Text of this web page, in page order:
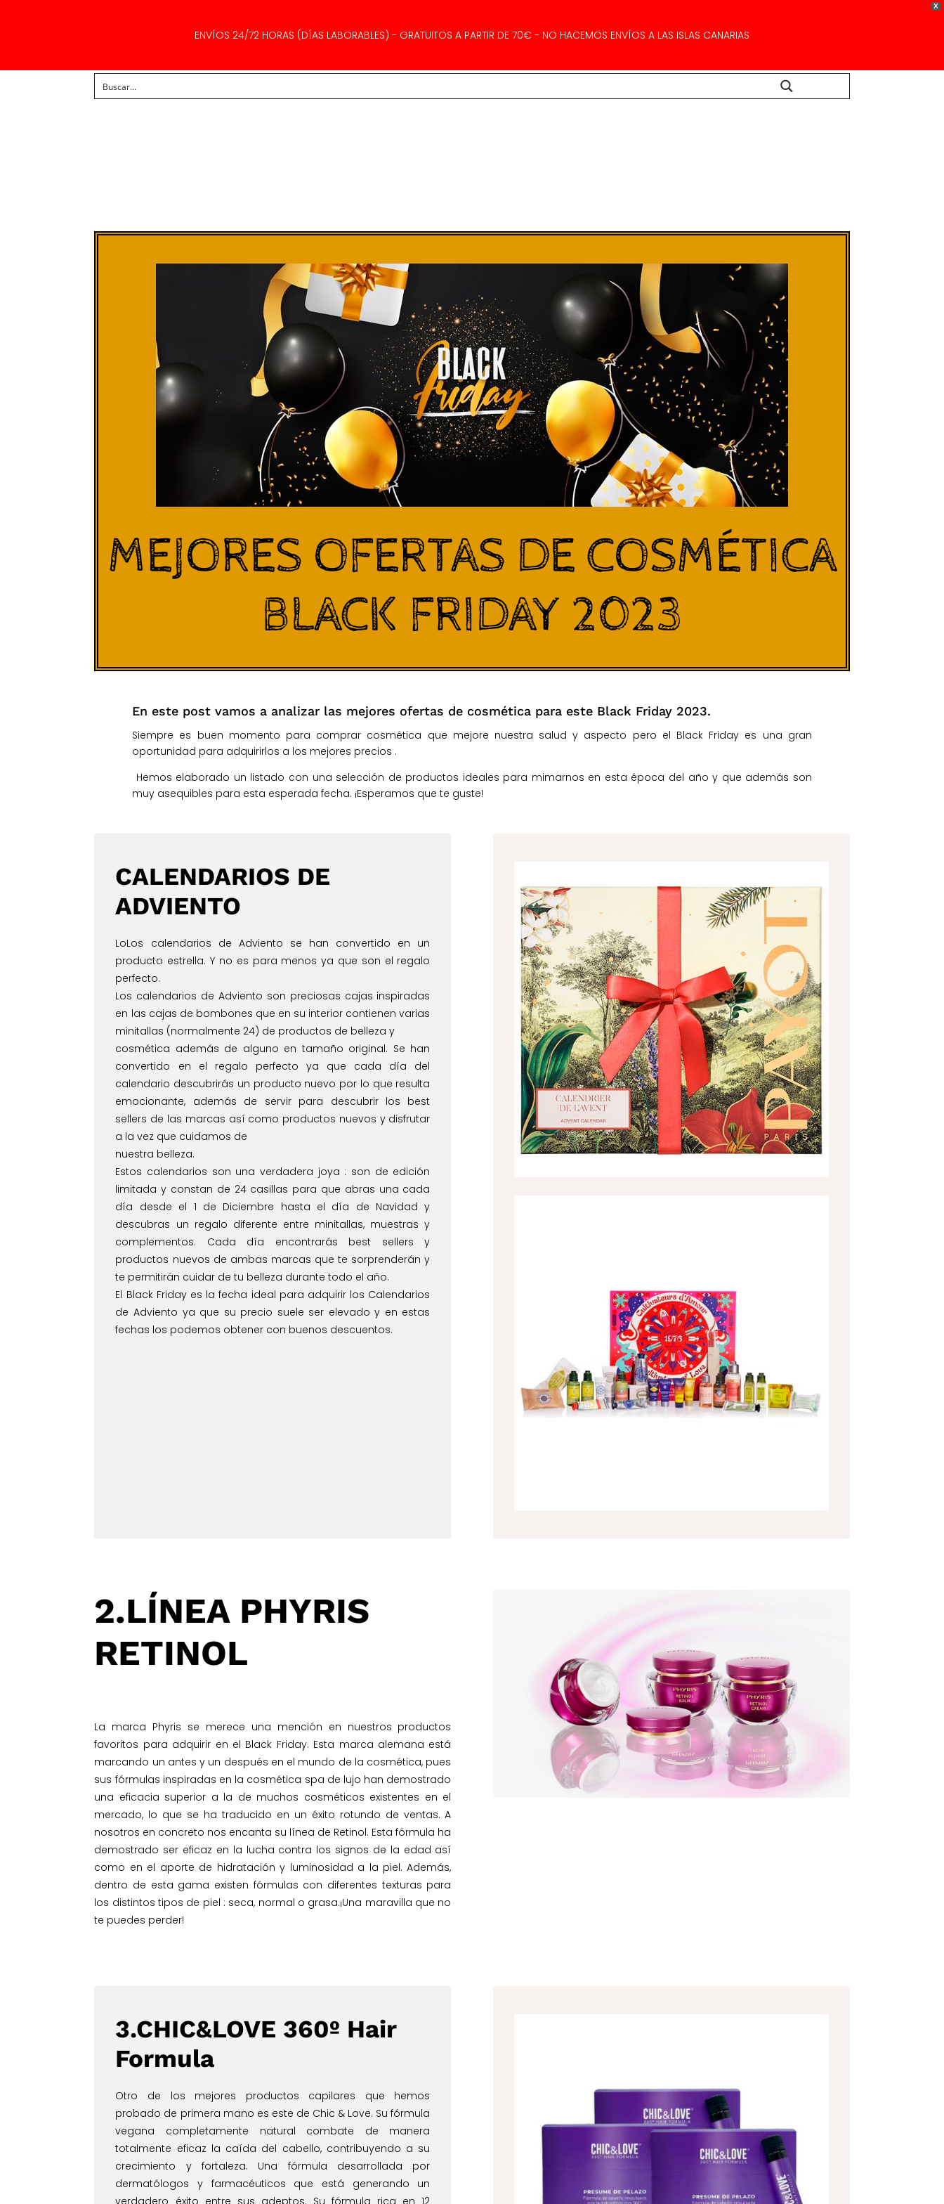
X
ENVÍOS 24/72 HORAS (DÍAS LABORABLES) - GRATUITOS A PARTIR DE 70€ - NO HACEMOS ENVÍOS A LAS ISLAS CANARIAS
MEJORES OFERTAS DE COSMÉTICA
BLACK FRIDAY 2023
En este post vamos a analizar las mejores ofertas de cosmética para este Black Friday 2023.
Siempre es buen momento para comprar cosmética que mejore nuestra salud y aspecto pero el Black Friday es una gran
oportunidad para adquirirlos a los mejores precios .
Hemos elaborado un listado con una selección de productos ideales para mimarnos en esta época del año y que además son
muy asequibles para esta esperada fecha. ¡Esperamos que te guste!
CALENDARIOS DE
ADVIENTO
LoLos calendarios de Adviento se han convertido en un
producto estrella. Y no es para menos ya que son el regalo
perfecto.
Los calendarios de Adviento son preciosas cajas inspiradas
en las cajas de bombones que en su interior contienen varias
minitallas (normalmente 24) de productos de belleza y
cosmética además de alguno en tamaño original. Se han
convertido en el regalo perfecto ya que cada día del
calendario descubrirás un producto nuevo por lo que resulta
emocionante, además de servir para descubrir los best
sellers de las marcas así como productos nuevos y disfrutar
a la vez que cuidamos de
nuestra belleza.
Estos calendarios son una verdadera joya : son de edición
limitada y constan de 24 casillas para que abras una cada
día desde el 1 de Diciembre hasta el día de Navidad y
descubras un regalo diferente entre minitallas, muestras y
complementos. Cada día encontrarás best sellers y
productos nuevos de ambas marcas que te sorprenderán y
te permitirán cuidar de tu belleza durante todo el año.
El Black Friday es la fecha ideal para adquirir los Calendarios
de Adviento ya que su precio suele ser elevado y en estas
fechas los podemos obtener con buenos descuentos.
2.LÍNEA PHYRIS
RETINOL
La marca Phyris se merece una mención en nuestros productos
favoritos para adquirir en el Black Friday. Esta marca alemana está
marcando un antes y un después en el mundo de la cosmética, pues
sus fórmulas inspiradas en la cosmética spa de lujo han demostrado
una eficacia superior a la de muchos cosméticos existentes en el
mercado, lo que se ha traducido en un éxito rotundo de ventas. A
nosotros en concreto nos encanta su línea de Retinol. Esta fórmula ha
demostrado ser eficaz en la lucha contra los signos de la edad así
como en el aporte de hidratación y luminosidad a la piel. Además,
dentro de esta gama existen fórmulas con diferentes texturas para
los distintos tipos de piel : seca, normal o grasa.¡Una maravilla que no
te puedes perder!
3.CHIC&LOVE 360º Hair
Formula
Otro de los mejores productos capilares que hemos
probado de primera mano es este de Chic & Love. Su fórmula
vegana completamente natural combate de manera
totalmente eficaz la caída del cabello, contribuyendo a su
crecimiento y fortaleza. Una fórmula desarrollada por
dermatólogos y farmacéuticos que está generando un